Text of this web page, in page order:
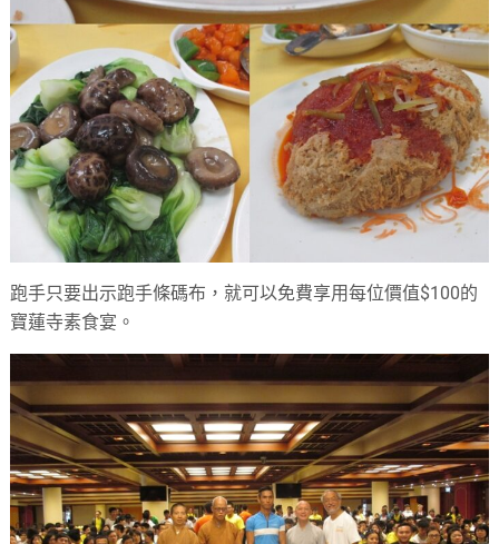
跑手只要出示跑手條碼布，就可以免費享用每位價值$100的
寶蓮寺素食宴。